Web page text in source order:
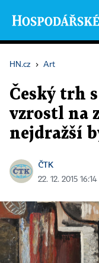
HN.cz › Art
Český trh
vzrostl na
nejdražší
ČTK
22. 12. 2015